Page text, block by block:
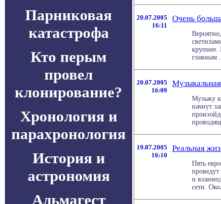
Парниковая
катастрофа
Кто перым
провел
клонирование?
Хронология и
парахронология
История и
астрономия
Альмагест
20.07.2005
16:11
Очень
крупнее.
главным
20.07.2005
16:09
Музыку
начнут
19.07.2005
16:10
Реальная
Пять
и
сети.